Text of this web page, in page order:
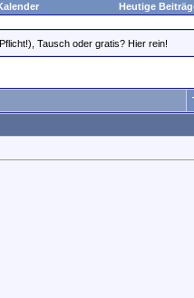
Heutige
Tausch oder gratis? Hier rein!